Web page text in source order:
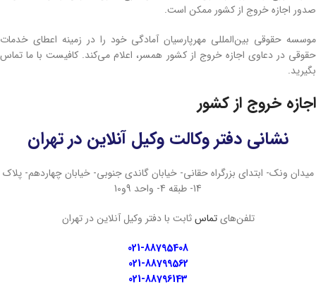
صدور اجازه خروج از کشور ممکن است.
موسسه حقوقی بین‌المللی مهرپارسیان آمادگی خود را در زمینه اعطای خدمات
حقوقی در دعاوی اجازه خروج از کشور همسر، اعلام می‌کند. کافیست با ما تماس
بگیرید.
اجازه خروج از کشور
نشانی دفتر وکالت وکیل آنلاین در تهران
میدان ونک- ابتدای بزرگراه حقانی- خیابان گاندی جنوبی- خیابان چهاردهم- پلاک
14- طبقه 4- واحد 9و10
تلفن‌هایتماسثابت با دفتر وکیل آنلاین در تهران
021-88795408
021-88799562
021-88796143